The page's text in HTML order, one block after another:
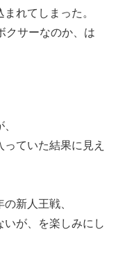
れてしまった。
クサーなのか、は
ていた結果に見え
新人王戦、
いが、を楽しみにし